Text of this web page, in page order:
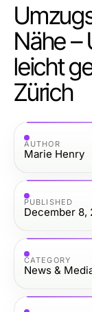
Nähe –
leicht
Zürich
AUTHOR
Marie Henry
PUBLISHED
December 8,
CATEGORY
News &